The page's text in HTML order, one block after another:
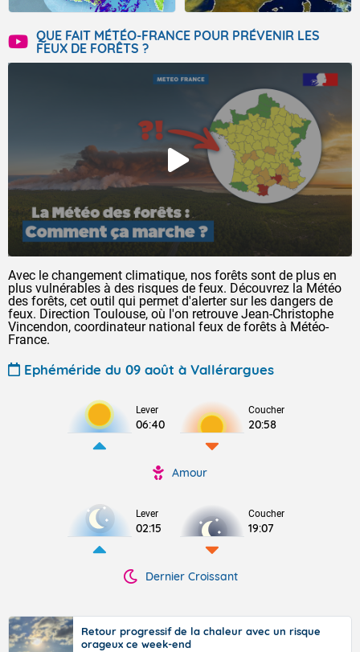
QUE FAIT MÉTÉO-FRANCE POUR PRÉVENIR LES
FEUX DE FORÊTS ?
Avec le changement climatique, nos forêts sont de plus en
plus vulnérables à des risques de feux. Découvrez la Météo
des forêts, cet outil qui permet d'alerter sur les dangers de
feux. Direction Toulouse, où l'on retrouve Jean-Christophe
Vincendon, coordinateur national feux de forêts à Météo-
France.
Ephéméride du 09 août à Vallérargues
Lever
06:40
Coucher
20:58
Amour
Lever
02:15
Coucher
19:07
Dernier Croissant
Retour progressif de la chaleur avec un risque
orageux ce week-end